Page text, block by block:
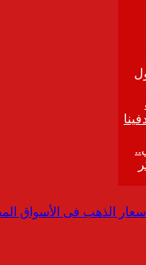
أسعار الذهب فى الأسواق المصرية